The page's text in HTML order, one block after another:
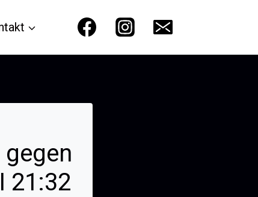
21:32